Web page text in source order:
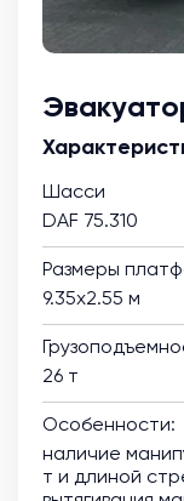
Шасси
DAF 75.310
Размеры
9.35х2.55 м
26 т
Особенности:
наличие
т и длиной